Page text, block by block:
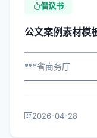
倡议书
公文案例素材模
***省商务厅
构： 为深入贯
2026-04-28